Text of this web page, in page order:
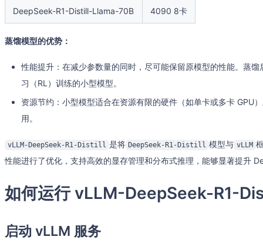
DeepSeek-R1-Distill-Llama-70B 4090 8卡
蒸馏模型的优势：
性能提升：在减少参数量的同时，尽可能保留原模型的性能。蒸
习（RL）训练的小型模型。
资源节约：小型模型适合在资源有限的硬件（如单卡或多卡 GPU
用。
vLLM-DeepSeek-R1-Distill 是将 DeepSeek-R1-Distill 模型与 vLLM
性能进行了优化，支持高效的显存管理和分布式推理，能够显著提升
如何运行 vLLM-DeepSeek-R1-
启动 vLLM 服务